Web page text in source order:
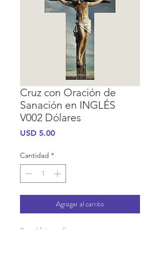
Cruz con Oración de
Sanación en INGLÉS
V002 Dólares
USD 5.00Precio
Cantidad *
Agregar al carrito
Papel fotografico